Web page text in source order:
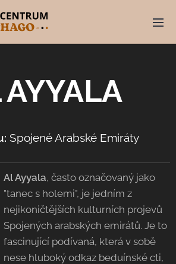
Spojené Arabské Emiráty 🇦🇪
Al Ayyala, často označovaný jako
"tanec s holemi", je jedním z
nejikoničtějších kulturních projevů
Spojených arabských emirátů. Je to
fascinující podívaná, která v sobě
nese hluboký odkaz beduínské cti,